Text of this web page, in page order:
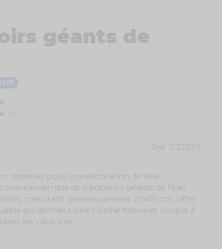
géants de
Ref. G22376
essentiel pour une décoration de Noël
notre ensemble de 6 pochoirs géants de Noël.
mesurant généreusement 29x39 cm, offre
qui donnera une touche festive et unique à
les vacances.